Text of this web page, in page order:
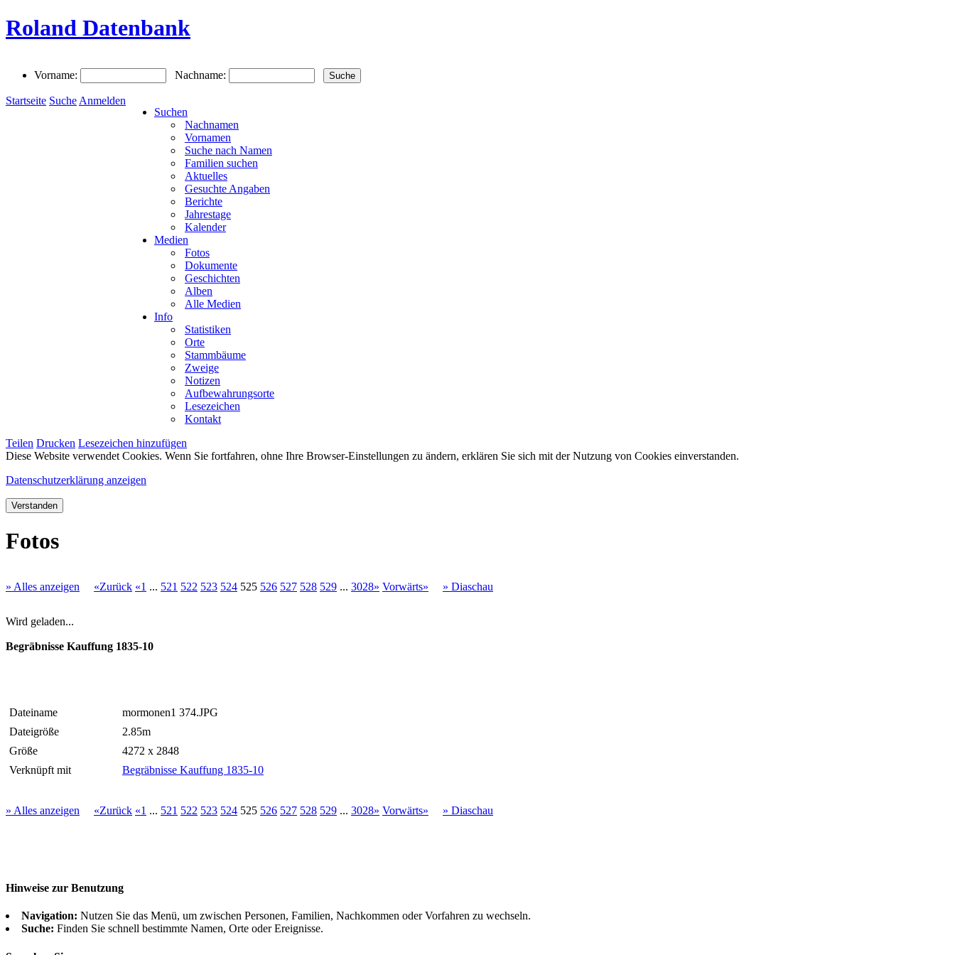
Roland Datenbank
Vorname: Nachname:
Startseite Suche Anmelden
Suchen
Nachnamen
Vornamen
Suche nach Namen
Familien suchen
Aktuelles
Gesuchte Angaben
Berichte
Jahrestage
Kalender
Medien
Fotos
Dokumente
Geschichten
Alben
Alle Medien
Info
Statistiken
Orte
Stammbäume
Zweige
Notizen
Aufbewahrungsorte
Lesezeichen
Kontakt
Teilen Drucken Lesezeichen hinzufügen
Diese Website verwendet Cookies. Wenn Sie fortfahren, ohne Ihre Browser-Einstellungen zu ändern, erklären Sie sich mit der Nutzung von Cookies einverstanden.
Datenschutzerklärung anzeigen
Verstanden
Fotos
» Alles anzeigen «Zurück «1 ... 521 522 523 524 525 526 527 528 529 ... 3028» Vorwärts» » Diaschau
Wird geladen...
Begräbnisse Kauffung 1835-10
Dateiname
mormonen1 374.JPG
Dateigröße
2.85m
Größe
4272 x 2848
Verknüpft mit
Begräbnisse Kauffung 1835-10
» Alles anzeigen «Zurück «1 ... 521 522 523 524 525 526 527 528 529 ... 3028» Vorwärts» » Diaschau
Hinweise zur Benutzung
Navigation: Nutzen Sie das Menü, um zwischen Personen, Familien, Nachkommen oder Vorfahren zu wechseln.
Suche: Finden Sie schnell bestimmte Namen, Orte oder Ereignisse.